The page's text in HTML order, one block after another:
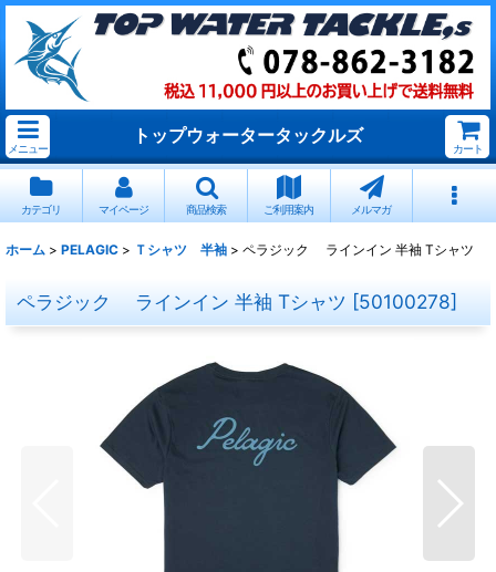
メニュー
トップウォータータックルズ
カート
カテゴリ マイページ 商品検索 ご利用案内 メルマガ
ホーム > PELAGIC > Ｔシャツ 半袖 > ペラジック ラインイン 半袖 Tシャツ
ペラジック ラインイン 半袖 Tシャツ [50100278]